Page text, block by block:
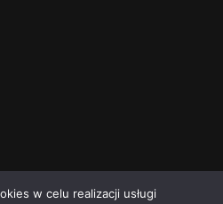
w celu realizacji usługi